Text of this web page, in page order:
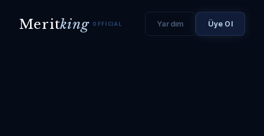
Meritking OFFICIAL Yardım Üye Ol